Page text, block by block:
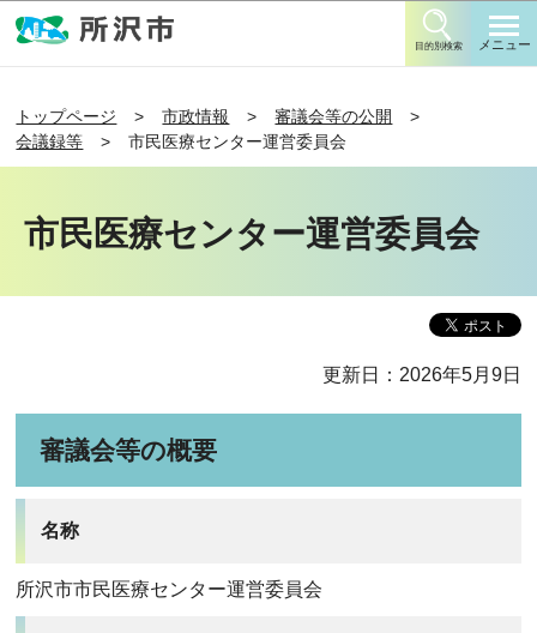
目的別検索 メニュー
トップページ 市政情報
審議会等の公開
会議録等
市民医療センター運営委員会
市民医療センター運営委員会
更新日：2026年5月9日
審議会等の概要
名称
所沢市市民医療センター運営委員会